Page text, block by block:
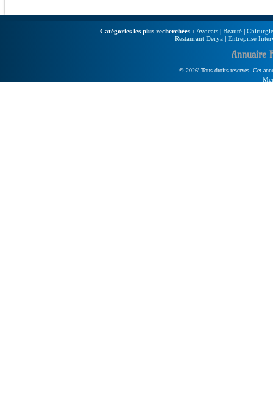
Catégories les plus recherchées : Avocats | Beauté |
Restaurant Derya | Entreprise
Annuaire
© 2026' Tous droits reservés. Cet